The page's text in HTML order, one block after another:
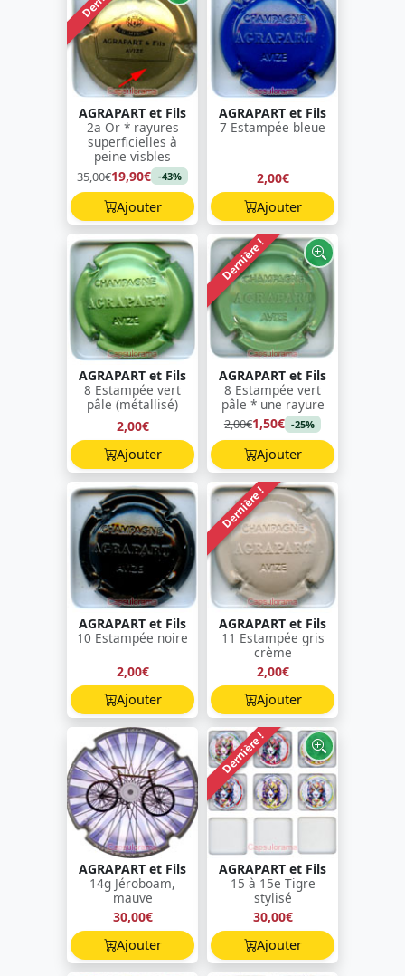
AGRAPART et Fils
2a Or * rayures
superficielles à
peine visbles
35,00€19,90€ -43%
Ajouter
AGRAPART et Fils
7 Estampée bleue
2,00€
Ajouter
AGRAPART et Fils
8 Estampée vert
pâle (métallisé)
2,00€
Ajouter
Dernière !
AGRAPART et Fils
8 Estampée vert
pâle * une rayure
2,00€1,50€ -25%
Ajouter
AGRAPART et Fils
10 Estampée noire
2,00€
Ajouter
Dernière !
AGRAPART et Fils
11 Estampée gris
crème
2,00€
Ajouter
AGRAPART et Fils
14g Jéroboam,
mauve
30,00€
Ajouter
Dernière !
AGRAPART et Fils
15 à 15e Tigre
stylisé
30,00€
Ajouter